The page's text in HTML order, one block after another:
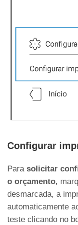
Configurar
Para solicitar
o orçamento,
desmarcada, a
automaticamente
teste clicando no